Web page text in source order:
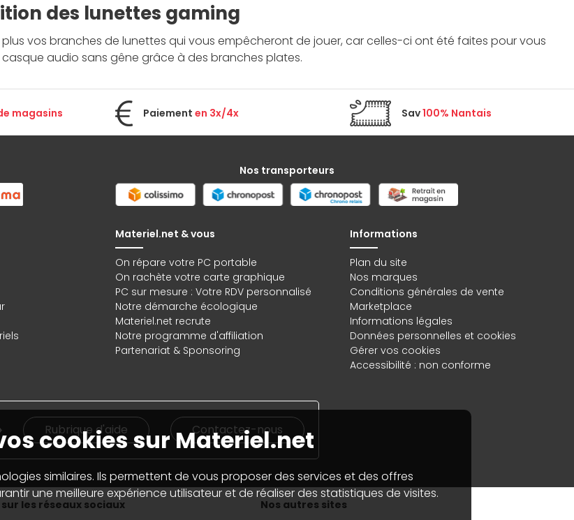
des lunettes gaming
vos branches de lunettes qui vous empêcheront de jouer, car celles-ci ont été faites pour vous
audio sans gêne grâce à des branches plates.
magasins Paiement en 3x/4x Sav100% Nantais
Nos transporteurs
Materiel.net & vous
On répare votre PC portable
On rachète votre carte graphique
PC sur mesure : Votre RDV personnalisé
Notre démarche écologique
Materiel.net recrute
Notre programme d'affiliation
Partenariat & Sponsoring
Informations
Plan du site
Nos marques
Conditions générales de vente
Marketplace
Informations légales
Données personnelles et cookies
Gérer vos cookies
Accessibilité : non conforme
Rubrique d'aide Contactez-nous
les réseaux sociaux Nos autres sites
cookies sur Materiel.net
similaires. Ils permettent de vous proposer des services et des offres
une meilleure expérience utilisateur et de réaliser des statistiques de visites.